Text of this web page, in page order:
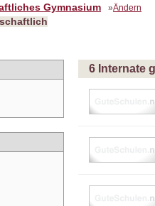
Gymnasium »Ändern
6 Internate